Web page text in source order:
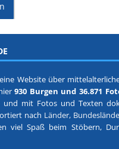
Website über
930 Burgen und 36.871
und mit Fotos und Texten
nach Länder,
viel Spaß beim Stöbern,